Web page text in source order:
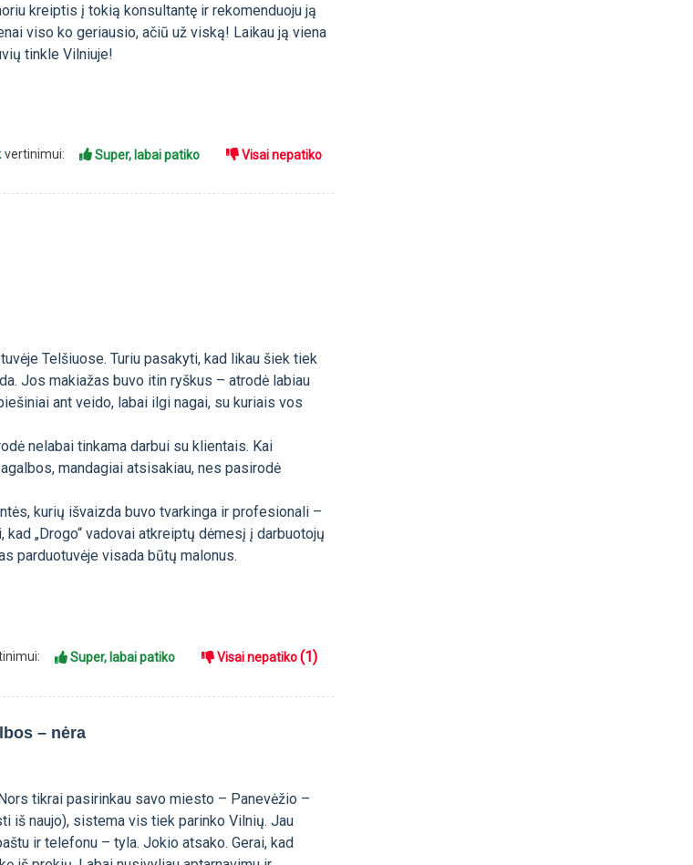
kreiptis į tokią konsultantę ir rekomenduoju ją
viso ko geriausio, ačiū už viską! Laikau ją viena
tinkle Vilniuje!
vertinimui: Super, labai patiko Visai nepatiko
Telšiuose. Turiu pasakyti, kad likau šiek tiek
Jos makiažas buvo itin ryškus – atrodė labiau
ant veido, labai ilgi nagai, su kuriais vos
nelabai tinkama darbui su klientais. Kai
mandagiai atsisakiau, nes pasirodė
kurių išvaizda buvo tvarkinga ir profesionali –
„Drogo“ vadovai atkreiptų dėmesį į darbuotojų
parduotuvėje visada būtų malonus.
Super, labai patiko Visai nepatiko(1)
– nėra
tikrai pasirinkau savo miesto – Panevėžio –
iš naujo), sistema vis tiek parinko Vilnių. Jau
ir telefonu – tyla. Jokio atsako. Gerai, kad